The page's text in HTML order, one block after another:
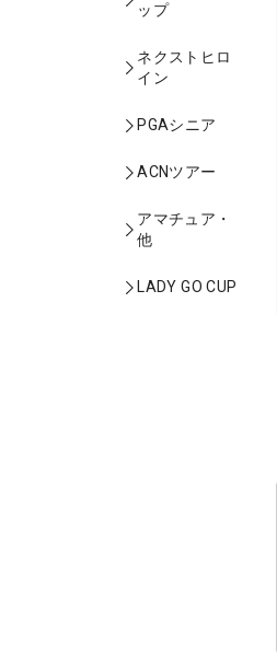
ップ
ネクストヒロ
イン
PGAシニア
ACNツアー
アマチュア・
他
LADY GO CUP